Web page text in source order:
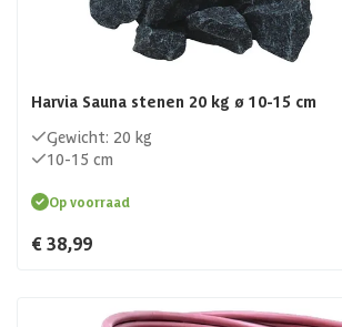
Harvia Sauna stenen 20 kg ø 10-15 cm
Gewicht: 20 kg
10-15 cm
Op voorraad
€ 38,99